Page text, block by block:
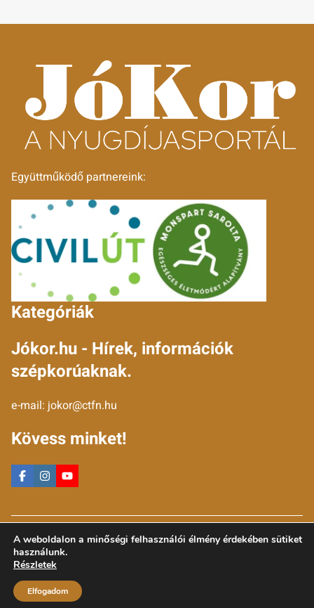
Együttműködő partnereink:
Kategóriák
Jókor.hu - Hírek, információk
szépkorúaknak.
e-mail: jokor@ctfn.hu
Kövess minket!
Copyright © 2024 jokor.hu. Minden jog fenntartva.
A weboldalon a minőségi felhasználói élmény érdekében sütiket
használunk.
Részletek
Elfogadom